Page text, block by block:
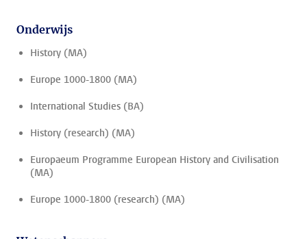
Onderwijs
History (MA)
Europe 1000-1800 (MA)
International Studies (BA)
History (research) (MA)
Europaeum Programme European History and Civilisation
(MA)
Europe 1000-1800 (research) (MA)